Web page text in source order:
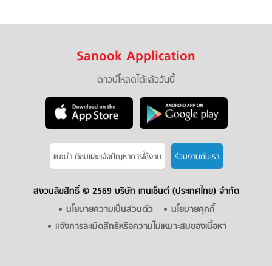
Sanook Application
ดาวน์โหลดได้แล้ววันนี้
แนะนำ-ติชมเเละแจ้งปัญหาการใช้งาน ร่วมงานกับเรา
สงวนลิขสิทธิ์ © 2569 บริษัท เทนเซ็นต์ (ประเทศไทย) จำกัด
นโยบายความเป็นส่วนตัว
นโยบายคุกกี้
แจ้งการละเมิดสิทธิหรือความไม่เหมาะสมของเนื้อหา